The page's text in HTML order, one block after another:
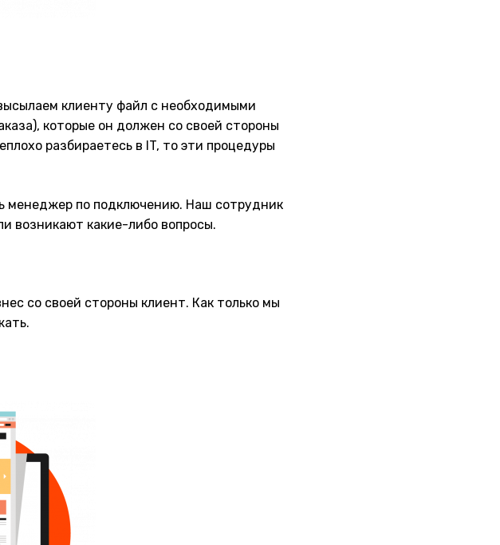
клиенту файл с необходимыми
которые он должен со своей стороны
разбираетесь в IT, то эти процедуры
менеджер по подключению. Наш сотрудник
возникают какие-либо вопросы.
со своей стороны клиент. Как только мы